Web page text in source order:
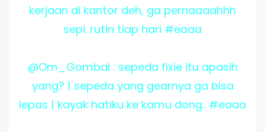
kerjaan di kantor deh, ga pernaaaahhh
sepi. rutin tiap hari #eaaa
@Om_Gombal : sepeda fixie itu apasih
yang? | sepeda yang gearnya ga bisa
lepas | kayak hatiku ke kamu dong.. #eaaa